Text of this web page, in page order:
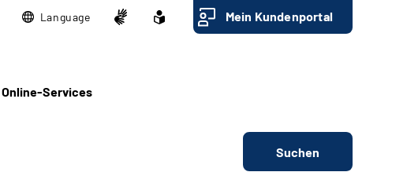
Language Mein Kundenportal
Online-Services
Suchen